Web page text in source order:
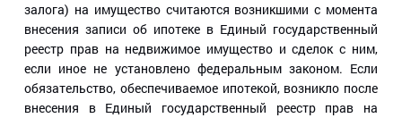
залога) на имущество считаются возникшими с момента
внесения записи об ипотеке в Единый государственный
реестр прав на недвижимое имущество и сделок с ним,
если иное не установлено федеральным законом. Если
обязательство, обеспечиваемое ипотекой, возникло после
внесения в Единый государственный реестр прав на